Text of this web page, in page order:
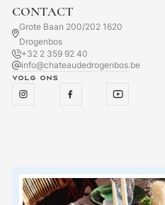
CONTACT
Grote Baan 200/202 1620
Drogenbos
+32 2 359 92 40
info@chateaudedrogenbos.be
Volg ons